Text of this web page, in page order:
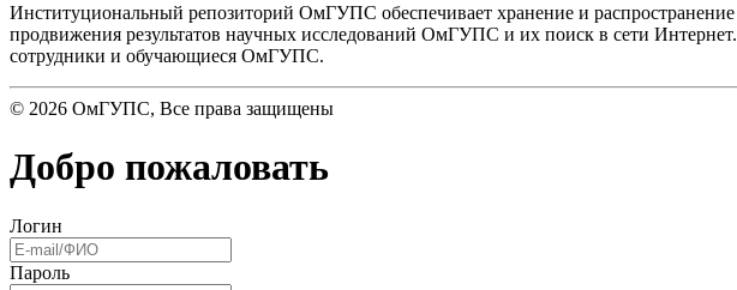
Институциональный репозиторий ОмГУПС обеспечивает хранение и
продвижения результатов научных исследований ОмГУПС и их поиск в сети
сотрудники и обучающиеся ОмГУПС.
© 2026 ОмГУПС, Все права защищены
Добро пожаловать
Логин
Пароль